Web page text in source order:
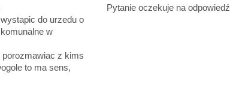
do urzedu o
w
porozmawiac z kims
to ma sens,
Pytanie oczekuje na odpowiedź